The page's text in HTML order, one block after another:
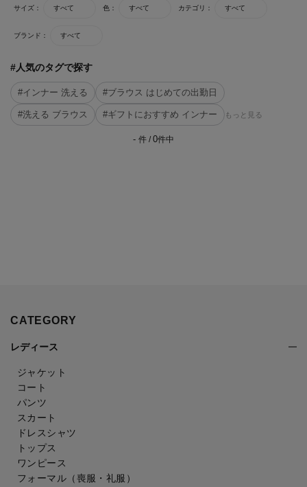
サイズ： すべて 色： すべて カテゴリ： すべて
ブランド： すべて
#人気のタグで探す
#インナー 洗える #ブラウス はじめての出勤日
#洗える ブラウス #ギフトにおすすめ インナー もっと見る
- 件 / 0件中
CATEGORY
レディース
ジャケット
コート
パンツ
スカート
ドレスシャツ
トップス
ワンピース
フォーマル（喪服・礼服）